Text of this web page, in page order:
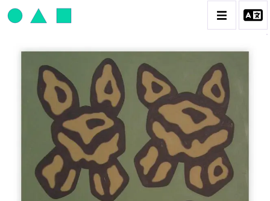
JEAN-PAUL THAÉRON
BIOGRAPHIE
CATALOGUE DES OEUVRES
OBJET / SIGNE